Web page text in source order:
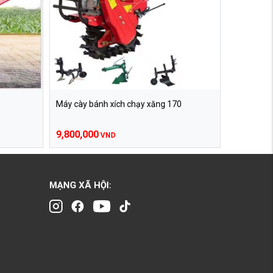
Máy cày bánh xích chạy xăng 170
9,800,000 VND
MẠNG XÃ HỘI: